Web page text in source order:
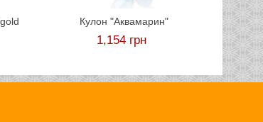
Кулон "Аквамарин"
1,154 грн